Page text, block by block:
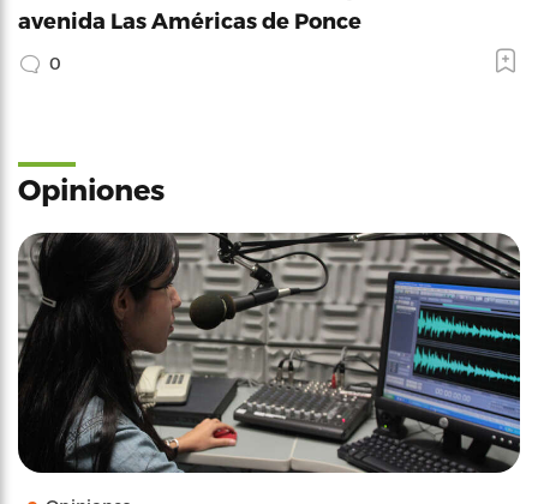
avenida Las Américas de Ponce
0
Opiniones